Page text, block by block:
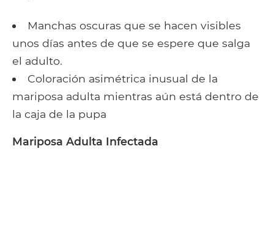
Manchas oscuras que se hacen visibles
unos días antes de que se espere que salga
el adulto.
Coloración asimétrica inusual de la
mariposa adulta mientras aún está dentro de
la caja de la pupa
Mariposa Adulta Infectada